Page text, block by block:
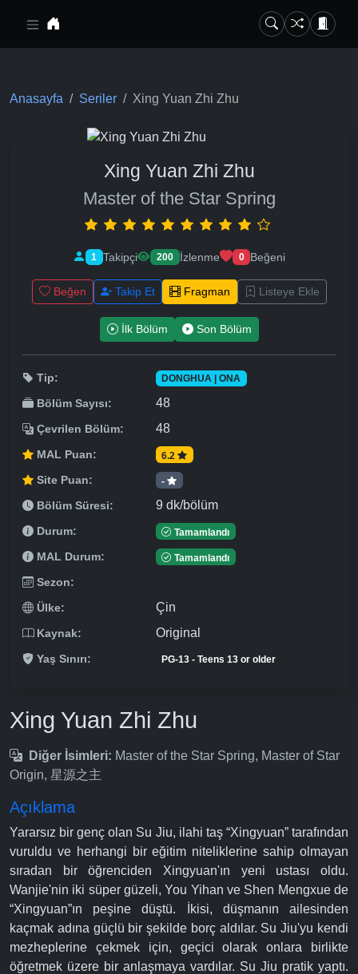
Anasayfa Seriler Xing Yuan Zhi Zhu
Xing Yuan Zhi Zhu
Master of the Star Spring
1 Takipçi 200 İzlenme 0 Beğeni
Beğen Takip Et Fragman Listeye Ekle
İlk Bölüm Son Bölüm
Tip: DONGHUA | ONA
Bölüm Sayısı: 48
Çevrilen Bölüm: 48
MAL Puan: 6.2
Site Puan: -
Bölüm Süresi: 9 dk/bölüm
Durum: Tamamlandı
MAL Durum: Tamamlandı
Sezon:
Ülke:
Çin
Kaynak: Original
Yaş Sınırı: PG-13 - Teens 13 or older
Xing Yuan Zhi Zhu
Diğer İsimleri: Master of the Star Spring, Master of Star
Origin, 星源之主
Açıklama
Yararsız bir genç olan Su Jiu, ilahi taş “Xingyuan” tarafından
vuruldu ve herhangi bir eğitim niteliklerine sahip olmayan
sıradan bir öğrenciden Xingyuan'ın yeni ustası oldu.
Wanjie'nin iki süper güzeli, You Yihan ve Shen Mengxue de
“Xingyuan”ın peşine düştü. İkisi, düşmanın ailesinden
kaçmak adına güçlü bir şekilde borç aldılar. Su Jiu'yu kendi
mezheplerine çekmek için, geçici olarak onlara birlikte
öğretmek üzere bir anlaşmaya vardılar. Su Jiu pratik yaptı.